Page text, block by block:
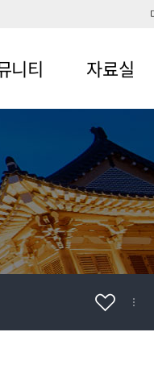
니티
업프로그램
업 동아리
자료실
서식 다운로드
취업성공수기
블랙벨트성공
기업의달인되
자료